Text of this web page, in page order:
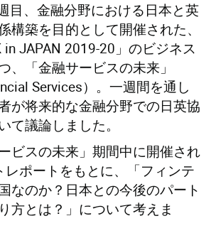
目、金融分野における日本と英
構築を目的として開催された、
in JAPAN 2019-20」のビジネス
、「金融サービスの未来」
Services）。一週間を通し
が将来的な金融分野での日英協
て議論しました。
ビスの未来」期間中に開催され
レポートをもとに、「フィンテ
なのか？日本との今後のパート
方とは？」について考えま